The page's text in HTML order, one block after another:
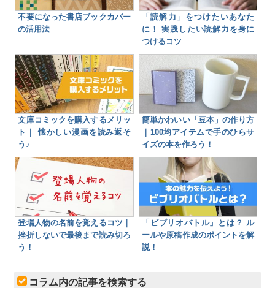
不要になった書店ブックカバー
の活用法
「読解力」をつけたいあなた
に！ 実践したい読解力を身に
つけるコツ
文庫コミックを購入するメリッ
ト｜ 懐かしい漫画を読み返そ
う♪
簡単かわいい「豆本」の作り方
｜100均アイテムで手のひらサ
イズの本を作ろう！
登場人物の名前を覚えるコツ｜
挫折しないで最後まで読み切ろ
う！
「ビブリオバトル」とは？ ル
ールや原稿作成のポイントを解
説！
コラム内の記事を検索する